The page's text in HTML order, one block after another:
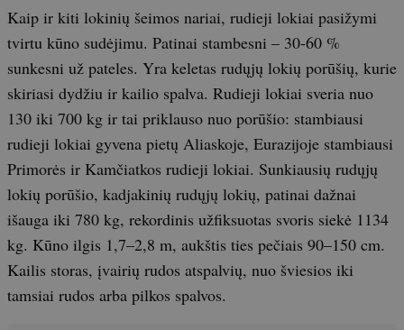
Kaip ir kiti lokinių šeimos nariai, rudieji lokiai pasižymi
tvirtu kūno sudėjimu. Patinai stambesni – 30-60 %
sunkesni už pateles. Yra keletas rudųjų lokių porūšių, kurie
skiriasi dydžiu ir kailio spalva. Rudieji lokiai sveria nuo
130 iki 700 kg ir tai priklauso nuo porūšio: stambiausi
rudieji lokiai gyvena pietų Aliaskoje, Eurazijoje stambiausi
Primorės ir Kamčiatkos rudieji lokiai. Sunkiausių rudųjų
lokių porūšio, kadjakinių rudųjų lokių, patinai dažnai
išauga iki 780 kg, rekordinis užfiksuotas svoris siekė 1134
kg. Kūno ilgis 1,7–2,8 m, aukštis ties pečiais 90–150 cm.
Kailis storas, įvairių rudos atspalvių, nuo šviesios iki
tamsiai rudos arba pilkos spalvos.